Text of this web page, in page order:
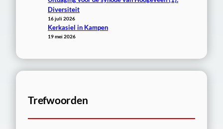
Diversiteit
16 juli 2026
Kerkasiel in Kampen
19 mei 2026
Trefwoorden